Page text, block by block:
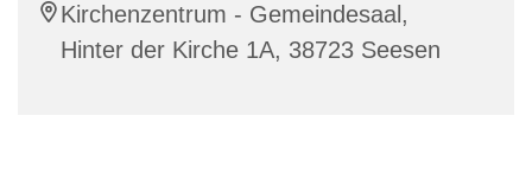
Kirchenzentrum - Gemeindesaal,
Hinter der Kirche 1A, 38723 Seesen